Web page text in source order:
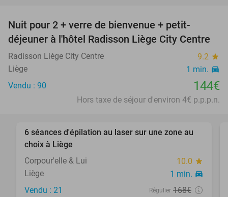
Nuit pour 2 + verre de bienvenue + petit-
déjeuner à l'hôtel Radisson Liège City Centre
Radisson Liège City Centre 9.2 star
Liège 1 min. directions_car
Vendu : 90 144€
Hors taxe de séjour d'environ 4€ p.p.p.n.
80%
favorite_border
6 séances d'épilation au laser sur une zone au
choix à Liège
Corpour'elle & Lui
10.0 star
Liège 1 min. directions_car
Vendu : 21 Régulier 168€